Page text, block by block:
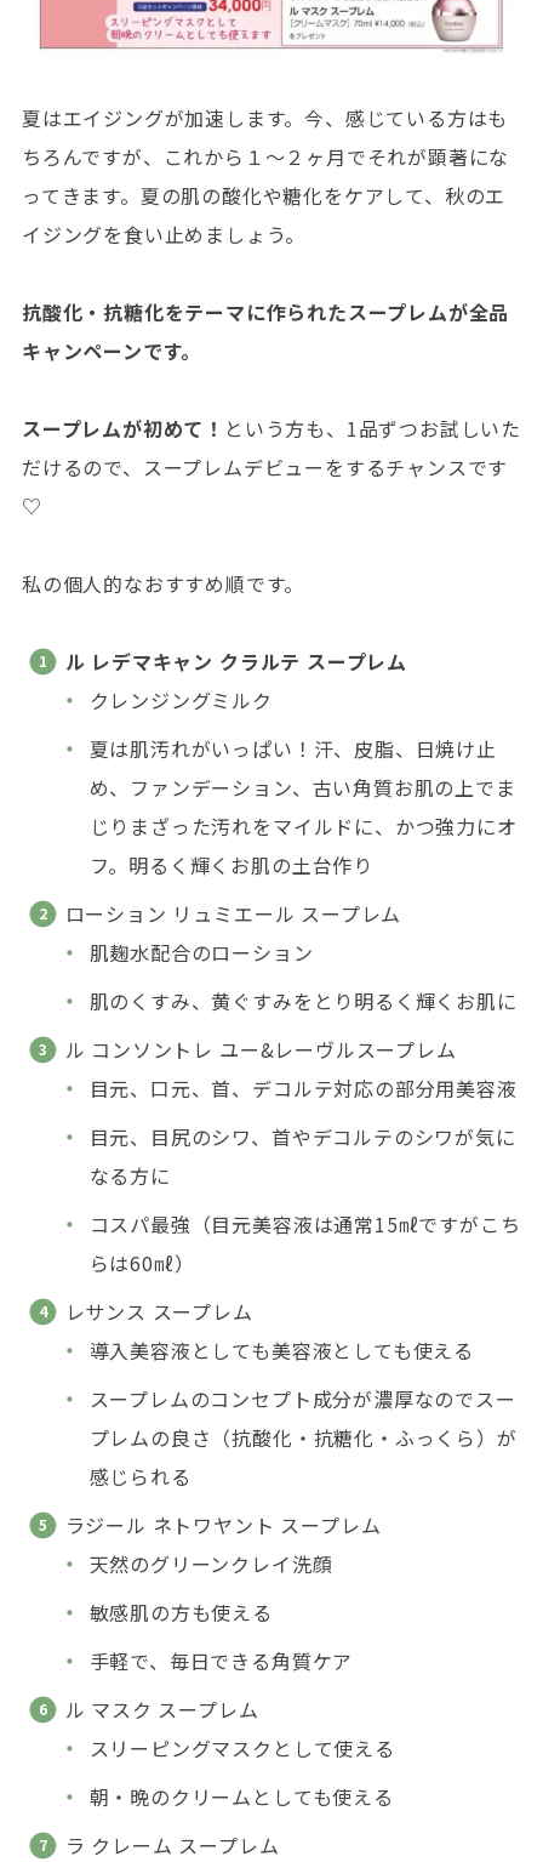
夏はエイジングが加速します。今、感じている方はも
ちろんですが、これから１～２ヶ月でそれが顕著にな
ってきます。夏の肌の酸化や糖化をケアして、秋のエ
イジングを食い止めましょう。
抗酸化・抗糖化をテーマに作られたスープレムが全品
キャンペーンです。
スープレムが初めて！ という方も、1品ずつお試しいた
だけるので、スープレムデビューをするチャンスです
♡
私の個人的なおすすめ順です。
ル レデマキャン クラルテ スープレム
クレンジングミルク
夏は肌汚れがいっぱい！汗、皮脂、日焼け止
め、ファンデーション、古い角質お肌の上でま
じりまざった汚れをマイルドに、かつ強力にオ
フ。明るく輝くお肌の土台作り
ローション リュミエール スープレム
肌麹水配合のローション
肌のくすみ、黄ぐすみをとり明るく輝くお肌に
ル コンソントレ ユー&レーヴルスープレム
目元、口元、首、デコルテ対応の部分用美容液
目元、目尻のシワ、首やデコルテのシワが気に
なる方に
コスパ最強（目元美容液は通常15㎖ですがこち
らは60㎖）
レサンス スープレム
導入美容液としても美容液としても使える
スープレムのコンセプト成分が濃厚なのでスー
プレムの良さ（抗酸化・抗糖化・ふっくら）が
感じられる
ラジール ネトワヤント スープレム
天然のグリーンクレイ洗顔
敏感肌の方も使える
手軽で、毎日できる角質ケア
ル マスク スープレム
スリーピングマスクとして使える
朝・晩のクリームとしても使える
ラ クレーム スープレム